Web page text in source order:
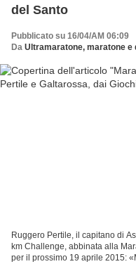
del Santo
Pubblicato su 16/04/AM 06:09
Da Ultramaratone, maratone
Ruggero Pertile, il capitano di
km Challenge, abbinata alla
per il prossimo 19 aprile 2015: